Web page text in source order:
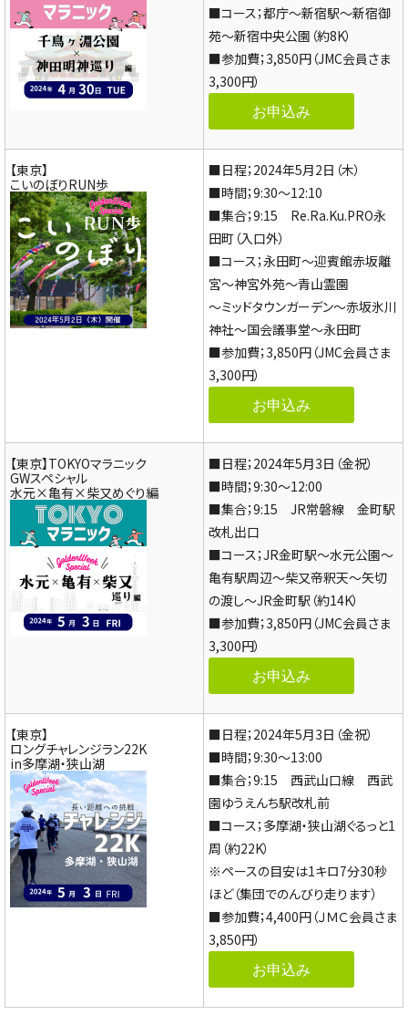
■コース；都庁～新宿駅～新宿御
苑～新宿中央公園（約8K）
■参加費；3,850円（JMC会員さま
3,300円）
お申込み
【東京】
こいのぼりRUN歩
■日程；2024年5月2日（木）
■時間；9:30～12:10
■集合；9:15 Re.Ra.Ku.PRO永
田町（入口外）
■コース；永田町～迎賓館赤坂離
宮～神宮外苑～青山霊園
～ミッドタウンガーデン～赤坂氷川
神社～国会議事堂～永田町
■参加費；3,850円（JMC会員さま
3,300円）
お申込み
【東京】TOKYOマラニック
GWスペシャル
水元×亀有×柴又めぐり編
■日程；2024年5月3日（金祝）
■時間；9:30～12:00
■集合；9:15 JR常磐線 金町駅
改札出口
■コース；JR金町駅～水元公園～
亀有駅周辺～柴又帝釈天～矢切
の渡し～JR金町駅（約14K）
■参加費；3,850円（JMC会員さま
3,300円）
お申込み
【東京】
ロングチャレンジラン22K
in多摩湖・狭山湖
■日程；2024年5月3日（金祝）
■時間；9:30～13:00
■集合；9:15 西武山口線 西武
園ゆうえんち駅改札前
■コース；多摩湖・狭山湖ぐるっと1
周（約22K）
※ペースの目安は1キロ7分30秒
ほど（集団でのんびり走ります）
■参加費；4,400円（ＪＭＣ会員さま
3,850円）
お申込み